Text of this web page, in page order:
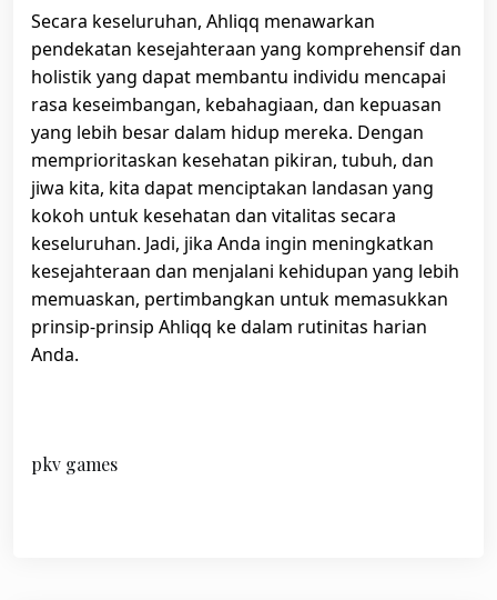
Secara keseluruhan, Ahliqq menawarkan
pendekatan kesejahteraan yang komprehensif dan
holistik yang dapat membantu individu mencapai
rasa keseimbangan, kebahagiaan, dan kepuasan
yang lebih besar dalam hidup mereka. Dengan
memprioritaskan kesehatan pikiran, tubuh, dan
jiwa kita, kita dapat menciptakan landasan yang
kokoh untuk kesehatan dan vitalitas secara
keseluruhan. Jadi, jika Anda ingin meningkatkan
kesejahteraan dan menjalani kehidupan yang lebih
memuaskan, pertimbangkan untuk memasukkan
prinsip-prinsip Ahliqq ke dalam rutinitas harian
Anda.
pkv games